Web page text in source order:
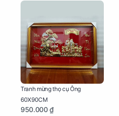
Tranh mừng thọ cụ Ông
60X90CM
950.000 ₫